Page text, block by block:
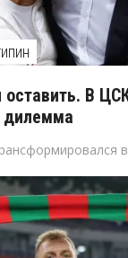
оставить. В
дилемма